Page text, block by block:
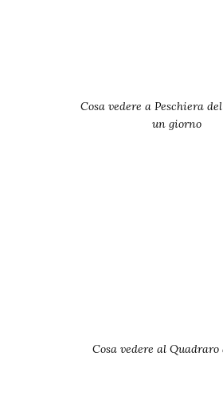
Cosa vedere a Peschiera
un giorno
Cosa vedere al Quadraro